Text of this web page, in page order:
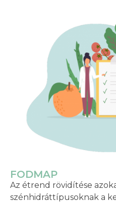
FODMAP
Az étrend rövidítése
szénhidráttípusoknak a